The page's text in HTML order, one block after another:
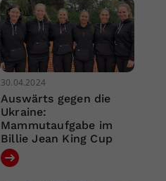
30.04.2024
Auswärts gegen die
Ukraine:
Mammutaufgabe im
Billie Jean King Cup